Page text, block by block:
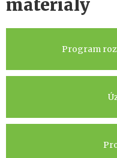
materiály
Program